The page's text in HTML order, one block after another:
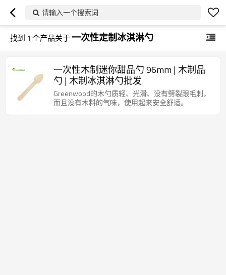
请输入一个搜索词
找到 1 个产品关于一次性定制冰淇淋勺
一次性木制迷你甜品勺 96mm | 木制品
勺 | 木制冰淇淋勺批发
Greenwood的木勺质轻、光滑、没有劈裂跟毛刺，
而且没有木料的气味，使用起来安全舒适。